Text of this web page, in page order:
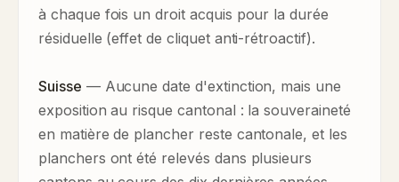
à chaque fois un droit acquis pour la durée
résiduelle (effet de cliquet anti-rétroactif).
Suisse — Aucune date d'extinction, mais une
exposition au risque cantonal : la souveraineté
en matière de plancher reste cantonale, et les
planchers ont été relevés dans plusieurs